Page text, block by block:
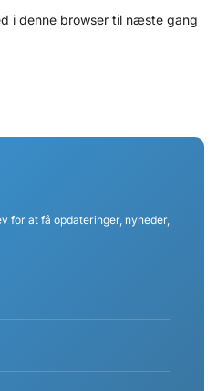
i denne browser til næste gang
for at få opdateringer, nyheder,